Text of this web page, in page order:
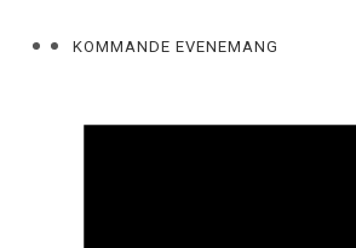
KOMMANDE EVENEMANG